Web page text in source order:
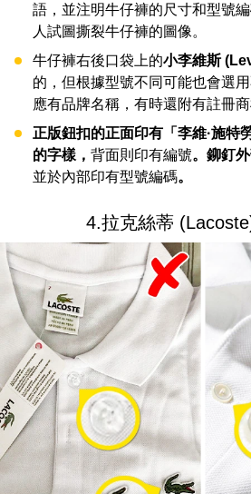
語，並注明牛仔褲的尺寸和型號
人試圖撕裂牛仔褲的圖像。
牛仔褲右後口袋上的小李維斯
的，但根據型號不同可能也會選
應有品牌名稱，有時還附有註冊
正版鈕扣的正面印有「李維·施特
的字樣， 背面則印有編號。鉚釘
並於內部印有型號編碼。
4.拉克絲蒂